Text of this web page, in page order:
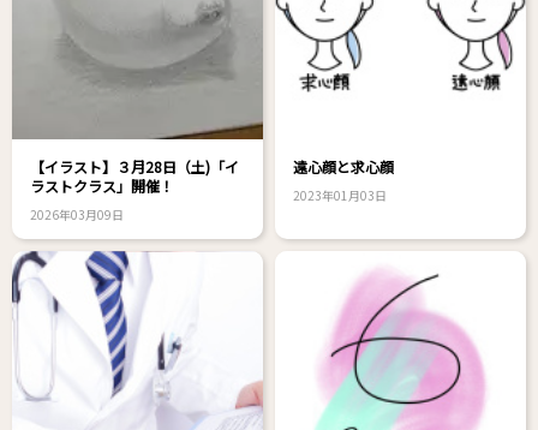
【イラスト】３月28日（土)「イ
ラストクラス」開催！
2026年03月09日
遠心顔と求心顔
2023年01月03日